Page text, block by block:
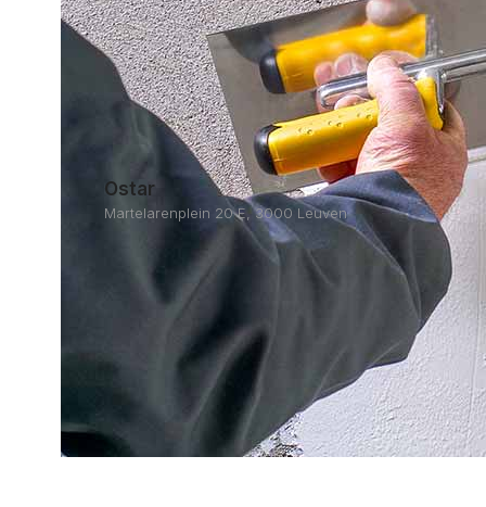
Ostar
Martelarenplein 20 E, 3000 Leuven